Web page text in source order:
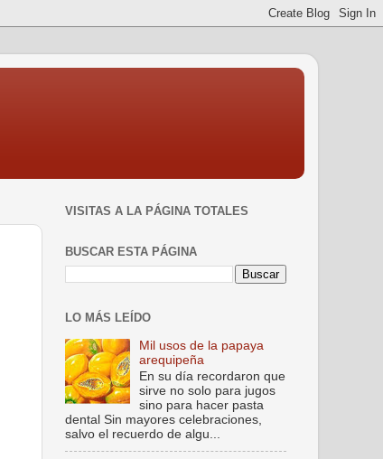
VISITAS A LA PÁGINA TOTALES
BUSCAR ESTA PÁGINA
LO MÁS LEÍDO
Mil usos de la papaya
arequipeña
En su día recordaron que
sirve no solo para jugos
sino para hacer pasta
dental Sin mayores celebraciones,
salvo el recuerdo de algu...